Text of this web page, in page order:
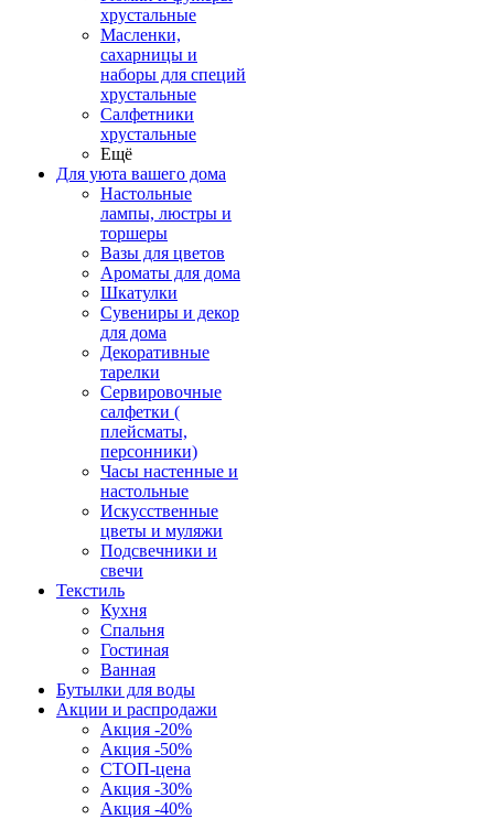
хрустальные
Масленки,
сахарницы и
наборы для специй
хрустальные
Салфетники
хрустальные
Ещё
Для уюта вашего дома
Настольные
лампы, люстры и
торшеры
Вазы для цветов
Ароматы для дома
Шкатулки
Сувениры и декор
для дома
Декоративные
тарелки
Сервировочные
салфетки (
плейсматы,
персонники)
Часы настенные и
настольные
Искусственные
цветы и муляжи
Подсвечники и
свечи
Текстиль
Кухня
Спальня
Гостиная
Ванная
Бутылки для воды
Акции и распродажи
Акция -20%
Акция -50%
СТОП-цена
Акция -30%
Акция -40%